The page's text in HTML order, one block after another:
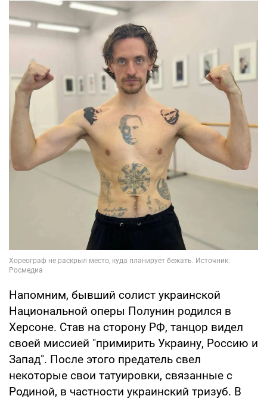
Напомним, бывший солист украинской
Национальной оперы Полунин родился в
Херсоне. Став на сторону РФ, танцор видел
своей миссией "примирить Украину, Россию и
Запад". После этого предатель свел
некоторые свои татуировки, связанные с
Родиной, в частности украинский тризуб. В